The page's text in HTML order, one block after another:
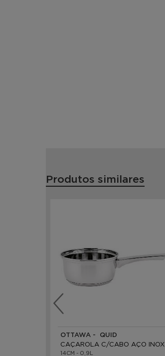
Produtos similares
OTTAWA - QUID
CAÇAROLA C/CABO AÇO INOX
14CM - 0,9L